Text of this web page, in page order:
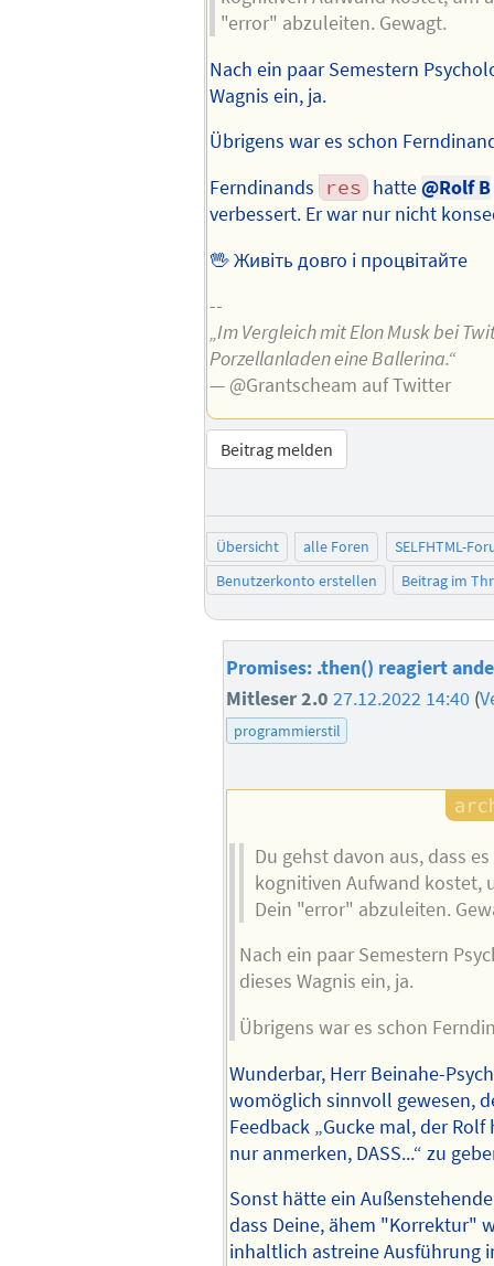
"error" abzuleiten. Gewagt.
Nach ein paar Semestern
Wagnis ein, ja.
Übrigens war es schon
Ferndinands res hatte@Rolf B
verbessert. Er war nur nicht
🖖 Живіть довго і процвітайте
--
„Im Vergleich mit Elon Musk bei
Porzellanladen eine Ballerina.“
— @Grantscheam auf Twitter
Beitrag melden
Übersicht alle Foren
SELFHTML-
Benutzerkonto erstellen
Beitrag im
Promises: .then() reagiert
Mitleser 2.027.12.2022 14:40 (
programmierstil
Du gehst davon aus, dass
kognitiven Aufwand kostet,
Dein "error" abzuleiten.
Nach ein paar Semestern
dieses Wagnis ein, ja.
Übrigens war es schon
Wunderbar, Herr Beinahe-
womöglich sinnvoll gewesen,
Feedback „Gucke mal, der
nur anmerken, DASS...“ zu
Sonst hätte ein
dass Deine, ähem "Korrektur"
inhaltlich astreine Ausführung